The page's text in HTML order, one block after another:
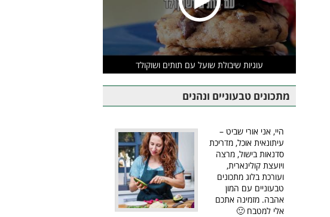
עוגיות שיבולת שועל עם תותים ושוקולד
מתכונים טבעוניים ונהנים
היי, אני אורי שביט –
עיתונאית אוכל, מדריכת
סדנאות בישול, מרצה
ויועצת קולינארית,
ועורכת בלוג מתכונים
טבעוניים עם המון
אהבה. מזמינה אתכם
אלי למטבח 🙂